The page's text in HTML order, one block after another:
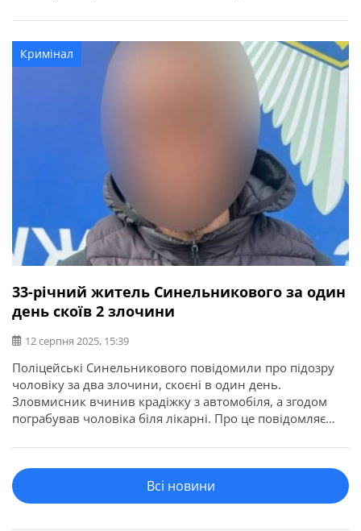
втекла. Про це повідомляє ГУНП в Дніпропетровській
області. Завдяки швидким та злагодженим діям
оперативників кримінальної поліції спільно з
працівниками сектору […]
Кримінал
33-річний житель Синельникового за один
день скоїв 2 злочини
12 серпня 2025, 15:39
Поліцейські Синельникового повідомили про підозру
чоловіку за два злочини, скоєні в один день.
Зловмисник вчинив крадіжку з автомобіля, а згодом
пограбував чоловіка біля лікарні. Про це повідомляє
липня у місті Синельниковому. Біля районної лікарні
фігурант заволодів сумкою 57-річного місцевого
мешканця, у якій були особисті документи та гаманець з
[…]
Всі новини